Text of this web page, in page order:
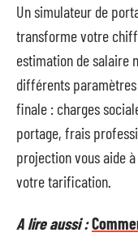
Un simulateur de
transforme votre
estimation de salaire
différents
finale : charges
portage, frais
projection vous aide
votre tarification.
A lire aussi :